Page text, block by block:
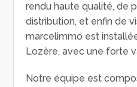
rendu haute qualité, de
distribution, et enfin de
marcelimmo est
Lozère, avec une forte
Notre équipe est